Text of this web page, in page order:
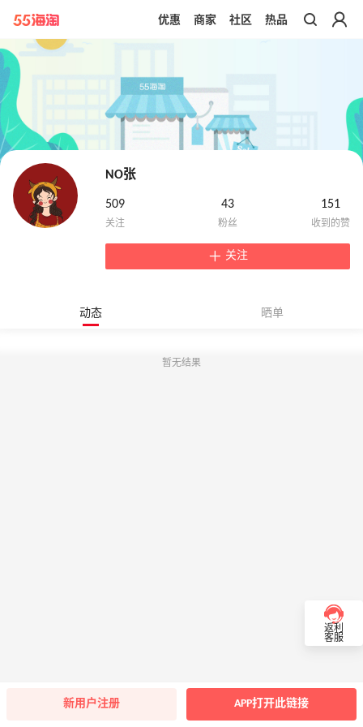
带你去官网买正品
优惠 商家 社区 热品
NO张
509 43 151
关注
动态 晒单
暂无结果
返利
客服
新用户注册 APP打开此链接